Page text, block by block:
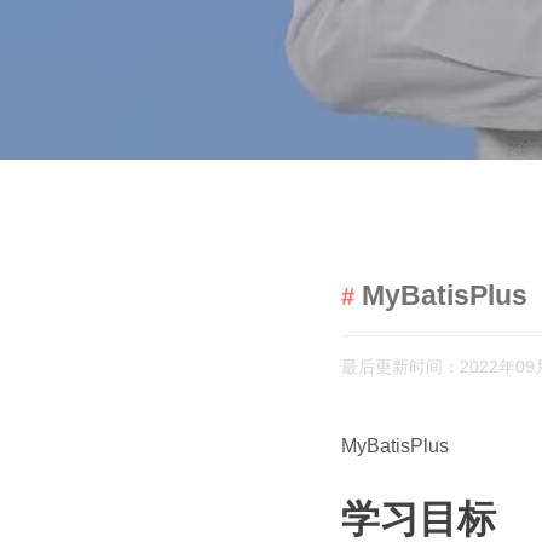
MyBatisPlus
最后更新时间：2022年09
MyBatisPlus
学习目标